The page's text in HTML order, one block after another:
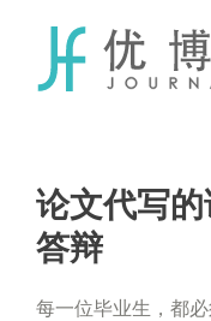
content
论文代写
答辩
每一位毕业生，都